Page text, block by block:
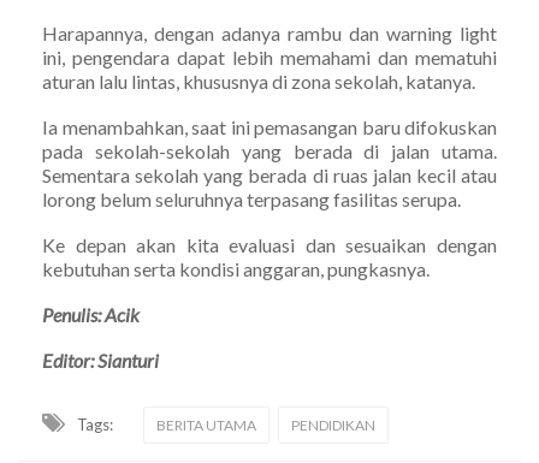
Harapannya, dengan adanya rambu dan warning light
ini, pengendara dapat lebih memahami dan mematuhi
aturan lalu lintas, khususnya di zona sekolah, katanya.
Ia menambahkan, saat ini pemasangan baru difokuskan
pada sekolah-sekolah yang berada di jalan utama.
Sementara sekolah yang berada di ruas jalan kecil atau
lorong belum seluruhnya terpasang fasilitas serupa.
Ke depan akan kita evaluasi dan sesuaikan dengan
kebutuhan serta kondisi anggaran, pungkasnya.
Penulis: Acik
Editor: Sianturi
Tags: BERITA UTAMA PENDIDIKAN